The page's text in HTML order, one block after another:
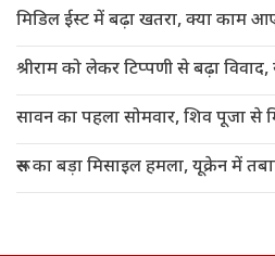
मिडिल ईस्ट में बढ़ा खतरा, क्या काम
श्रीराम को लेकर टिप्पणी से बढ़ा
सावन का पहला सोमवार, शिव पूजा से
रूस का बड़ा मिसाइल हमला, यूक्रेन में